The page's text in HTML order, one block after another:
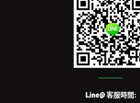
Line@ 客服時間: